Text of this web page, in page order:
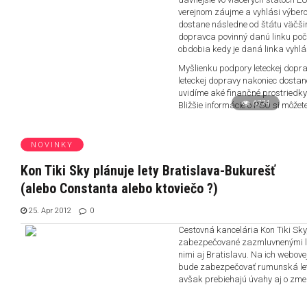
verejnom záujme a vyhlási
dostane následne od štátu
dopravca povinný danú linku
obdobia kedy je daná linka
Myšlienku podpory leteckej
leteckej dopravy nakoniec
uvidíme aké finančné
Bližšie informácie o PSO si
6774
NOVINKY
Kon Tiki Sky plánuje lety Bratislava-Bukurešť
(alebo Constanta alebo ktoviečo ?)
25. Apr 2012 0
Cestovná kancelária Kon Tiki
zabezpečované zazmluvnenými
nimi aj Bratislavu. Na ich
bude zabezpečovať rumunská
avšak prebiehajú úvahy aj o